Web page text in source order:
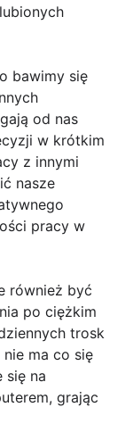
bawimy się
od nas
w krótkim
z innymi
nasze
pracy w
również być
po ciężkim
trosk
ma co się
się na
grając